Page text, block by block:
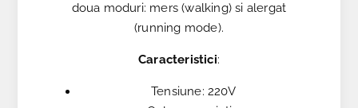
doua moduri: mers (walking) si alergat
(running mode).
Caracteristici:
Tensiune: 220V